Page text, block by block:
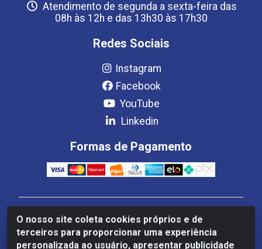
O nosso site coleta cookies próprios e de
terceiros para proporcionar uma experiência
personalizada ao usuário, apresentar publicidade
Atendimento de segunda a sexta-feira das
08h às 12h e das 13h30 às 17h30
Redes Sociais
Instagram
Facebook
YouTube
Linkedin
Formas de Pagamento
Estrela Distribuição LTDA - CNPJ 08.691.096/0001-93 -
Setor Setor de Industria Qi 22 Lt 7, 9, 11, 13, 14 Ao 32,
S/NC - Setor Industrial Ceilândia, Brasília/DF - CEP